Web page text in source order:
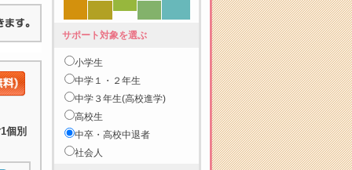
個別
サポート対象を選ぶ
小学生
中学１・２年生
中学３年生(高校進学)
高校生
中卒・高校中退者
社会人